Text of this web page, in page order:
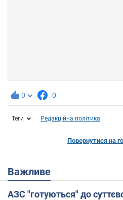
0 0
Теги Редакційна політика
Повернутися на
Важливе
АЗС "готуються" до